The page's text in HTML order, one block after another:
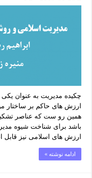
چکیده مدیریت به عنوان یکی
ارزش های حاکم بر ساختار
همین رو ست که عناصر
باشد برای شناخت شیوه
ارزش های اسلامی نیز
ادامه نوشته »